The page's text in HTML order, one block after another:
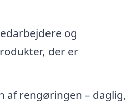
og
der er
af rengøringen – daglig,